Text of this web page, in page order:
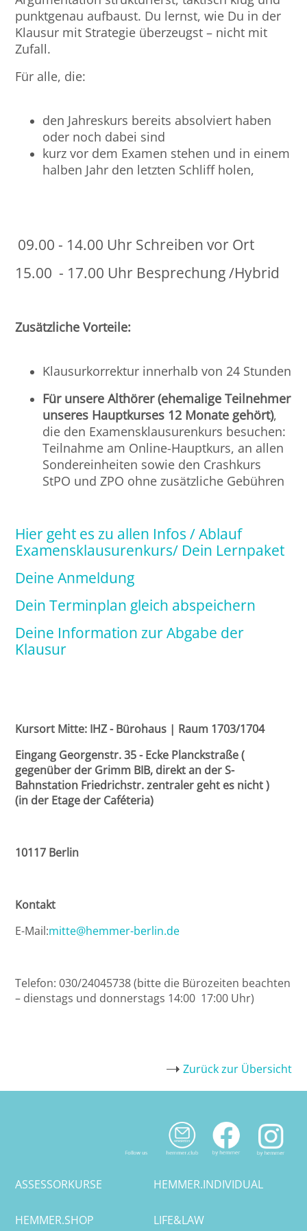
punktgenau aufbaust. Du lernst, wie Du in der
Klausur mit Strategie überzeugst – nicht mit
Zufall.
Für alle, die:
den Jahreskurs bereits absolviert haben
oder noch dabei sind
kurz vor dem Examen stehen und in einem
halben Jahr den letzten Schliff holen,
09.00 - 14.00 Uhr Schreiben vor Ort
15.00 - 17.00 Uhr Besprechung /Hybrid
Zusätzliche Vorteile:
Klausurkorrektur innerhalb von 24 Stunden
Für unsere Althörer (ehemalige Teilnehmer
unseres Hauptkurses 12 Monate gehört),
die den Examensklausurenkurs besuchen:
Teilnahme am Online-Hauptkurs, an allen
Sondereinheiten sowie den Crashkurs
StPO und ZPO ohne zusätzliche Gebühren
Hier geht es zu allen Infos / Ablauf
Examensklausurenkurs/ Dein Lernpaket
Deine Anmeldung
Dein Terminplan gleich abspeichern
Deine Information zur Abgabe der
Klausur
Kursort Mitte: IHZ - Bürohaus | Raum 1703/1704
Eingang Georgenstr. 35 - Ecke Planckstraße (
gegenüber der Grimm BIB, direkt an der S-
Bahnstation Friedrichstr. zentraler geht es nicht )
(in der Etage der Caféteria)
10117 Berlin
Kontakt
E-Mail:mitte@hemmer-berlin.de
Telefon: 030/24045738 (bitte die Bürozeiten beachten
– dienstags und donnerstags 14:00 17:00 Uhr)
Zurück zur Übersicht
ASSESSORKURSE HEMMER.INDIVIDUAL
HEMMER.SHOP LIFE&LAW
Bremen
Frankfurt/Main
Frankfurt/O.
Greifswald
Hamburg
Hannover
Heidelberg
Konstanz
Köln
Lüneburg
Mannheim
Marburg
München
Passau
Potsdam
Rostock
Würzburg
RA Nicolai Mehl
RA Timo Görlitz